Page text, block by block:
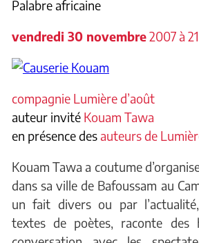
Palabre africaine
vendredi 30 novembre2007 à
compagnie Lumière d’août
auteur invité Kouam Tawa
en présence desauteurs de
Kouam Tawa a coutume
dans sa ville de Bafoussam au
un fait divers ou par
textes de poètes, raconte des